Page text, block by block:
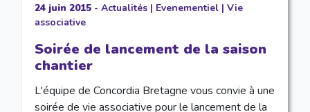
24 juin 2015- Actualités| Evenementiel| Vie
associative
Soirée de lancement de la saison
chantier
L'équipe de Concordia Bretagne vous convie à une
soirée de vie associative pour le lancement de la